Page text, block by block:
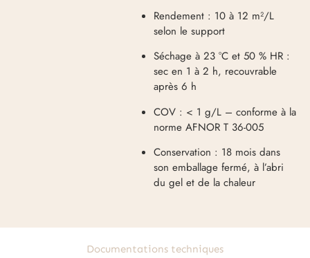
Documentations techniques
Rendement : 10 à 12 m²/L
selon le support
Séchage à 23 °C et 50 % HR :
sec en 1 à 2 h, recouvrable
après 6 h
COV : < 1 g/L – conforme à la
norme AFNOR T 36-005
Conservation : 18 mois dans
son emballage fermé, à l’abri
du gel et de la chaleur